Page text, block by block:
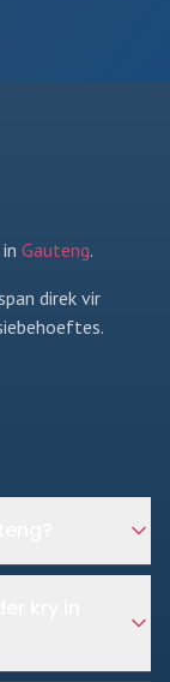
Gauteng.
direk vir